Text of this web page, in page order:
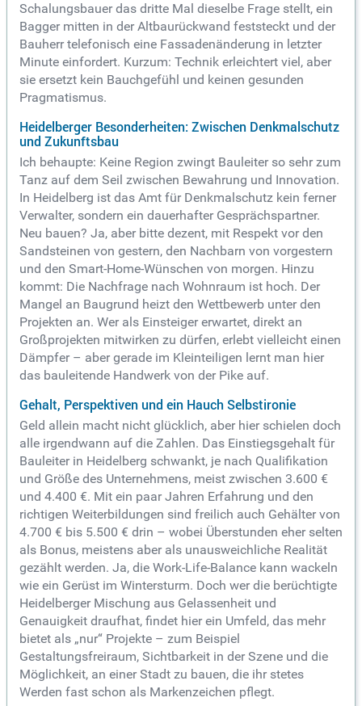
Schalungsbauer das dritte Mal dieselbe Frage stellt, ein
Bagger mitten in der Altbaurückwand feststeckt und der
Bauherr telefonisch eine Fassadenänderung in letzter
Minute einfordert. Kurzum: Technik erleichtert viel, aber
sie ersetzt kein Bauchgefühl und keinen gesunden
Pragmatismus.
Heidelberger Besonderheiten: Zwischen Denkmalschutz
und Zukunftsbau
Ich behaupte: Keine Region zwingt Bauleiter so sehr zum
Tanz auf dem Seil zwischen Bewahrung und Innovation.
In Heidelberg ist das Amt für Denkmalschutz kein ferner
Verwalter, sondern ein dauerhafter Gesprächspartner.
Neu bauen? Ja, aber bitte dezent, mit Respekt vor den
Sandsteinen von gestern, den Nachbarn von vorgestern
und den Smart-Home-Wünschen von morgen. Hinzu
kommt: Die Nachfrage nach Wohnraum ist hoch. Der
Mangel an Baugrund heizt den Wettbewerb unter den
Projekten an. Wer als Einsteiger erwartet, direkt an
Großprojekten mitwirken zu dürfen, erlebt vielleicht einen
Dämpfer – aber gerade im Kleinteiligen lernt man hier
das bauleitende Handwerk von der Pike auf.
Gehalt, Perspektiven und ein Hauch Selbstironie
Geld allein macht nicht glücklich, aber hier schielen doch
alle irgendwann auf die Zahlen. Das Einstiegsgehalt für
Bauleiter in Heidelberg schwankt, je nach Qualifikation
und Größe des Unternehmens, meist zwischen 3.600 €
und 4.400 €. Mit ein paar Jahren Erfahrung und den
richtigen Weiterbildungen sind freilich auch Gehälter von
4.700 € bis 5.500 € drin – wobei Überstunden eher selten
als Bonus, meistens aber als unausweichliche Realität
gezählt werden. Ja, die Work-Life-Balance kann wackeln
wie ein Gerüst im Wintersturm. Doch wer die berüchtigte
Heidelberger Mischung aus Gelassenheit und
Genauigkeit draufhat, findet hier ein Umfeld, das mehr
bietet als „nur“ Projekte – zum Beispiel
Gestaltungsfreiraum, Sichtbarkeit in der Szene und die
Möglichkeit, an einer Stadt zu bauen, die ihr stetes
Werden fast schon als Markenzeichen pflegt.